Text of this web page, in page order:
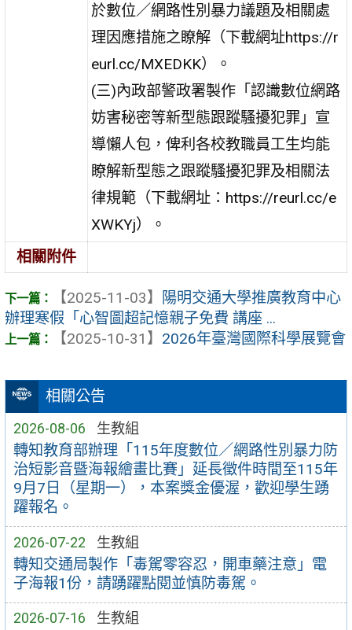
相關公告
2026-08-06 生教組
轉知教育部辦理「115年度數位／網路性別暴力防
治短影音暨海報繪畫比賽」延長徵件時間至115年
9月7日（星期一），本案獎金優渥，歡迎學生踴
躍報名。
2026-07-22 生教組
轉知交通局製作「毒駕零容忍，開車藥注意」電
子海報1份，請踴躍點閱並慎防毒駕。
2026-07-16 生教組
於數位／網路性別暴力議題及相關處
理因應措施之瞭解（下載網址https://r
eurl.cc/MXEDKK）。
(三)內政部警政署製作「認識數位網路
妨害秘密等新型態跟蹤騷擾犯罪」宣
導懶人包，俾利各校教職員工生均能
瞭解新型態之跟蹤騷擾犯罪及相關法
律規範（下載網址：https://reurl.cc/e
XWKYj）。
相關附件
【2025-11-03】
陽明交通大學推廣教育中心
辦理寒假「心智圖超記憶親子免費 講座 ...
【2025-10-31】 2026年臺灣國際科學展覽會